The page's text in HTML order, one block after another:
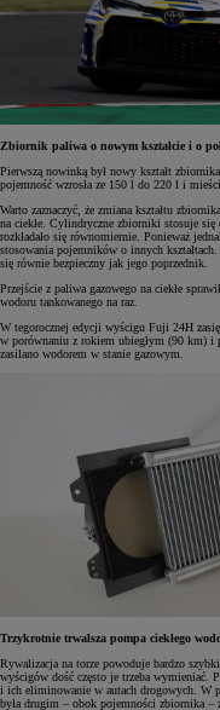
Zbiornik paliwa o nowym kształcie i o
Pierwszą nowinką był nowy kształt
pojemność wzrosła ze 150 l do 220 l i
Warto zaznaczyć, że zmiana kształtu
na ciekłe. Cylindryczne zbiorniki stosuje
rozkładało się równomiernie. Ponieważ
stosowania pojemników o innych
się równie bezpieczny jak jego poprzednik.
Przejście z paliwa gazowego na ciekłe
wodoru tankowanego na raz.
W tegorocznej edycji wyścigu Fuji 24H
w porównaniu z rokiem ubiegłym (90 km)
zasilano wodorem w stanie gazowym.
Trzykrotnie trwalsza pompa ciekłego
Rywalizacja na torze powoduje bardzo
wyścigów dość często je trzeba wymieniać.
i ich eliminowanie w autach drogowych. W
była drugim – obok pojemności zbiornika –